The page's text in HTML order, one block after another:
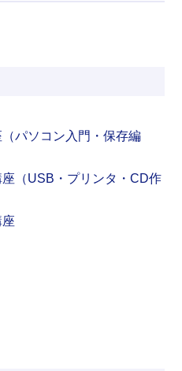
パソコン入門・保存編
（USB・プリンタ・CD作